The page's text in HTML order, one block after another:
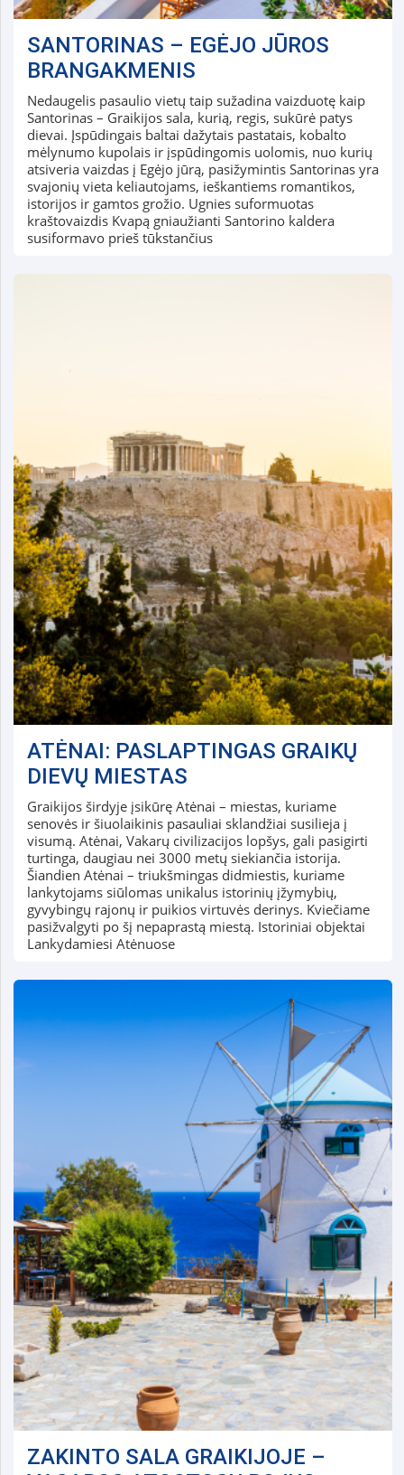
SANTORINAS – EGĖJO JŪROS
BRANGAKMENIS
Nedaugelis pasaulio vietų taip sužadina vaizduotę kaip
Santorinas – Graikijos sala, kurią, regis, sukūrė patys
dievai. Įspūdingais baltai dažytais pastatais, kobalto
mėlynumo kupolais ir įspūdingomis uolomis, nuo kurių
atsiveria vaizdas į Egėjo jūrą, pasižymintis Santorinas yra
svajonių vieta keliautojams, ieškantiems romantikos,
istorijos ir gamtos grožio. Ugnies suformuotas
kraštovaizdis Kvapą gniaužianti Santorino kaldera
susiformavo prieš tūkstančius
ATĖNAI: PASLAPTINGAS GRAIKŲ
DIEVŲ MIESTAS
Graikijos širdyje įsikūrę Atėnai – miestas, kuriame
senovės ir šiuolaikinis pasauliai sklandžiai susilieja į
visumą. Atėnai, Vakarų civilizacijos lopšys, gali pasigirti
turtinga, daugiau nei 3000 metų siekiančia istorija.
Šiandien Atėnai – triukšmingas didmiestis, kuriame
lankytojams siūlomas unikalus istorinių įžymybių,
gyvybingų rajonų ir puikios virtuvės derinys. Kviečiame
pasižvalgyti po šį nepaprastą miestą. Istoriniai objektai
Lankydamiesi Atėnuose
ZAKINTO SALA GRAIKIJOJE –